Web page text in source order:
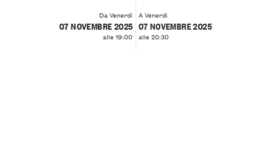
Da Venerdì
07 NOVEMBRE 2025
alle 19:00
A Venerdì
07 NOVEMBRE 2025
alle 20:30